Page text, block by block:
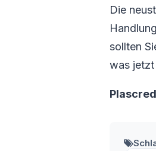
Die
sollten
was jetzt